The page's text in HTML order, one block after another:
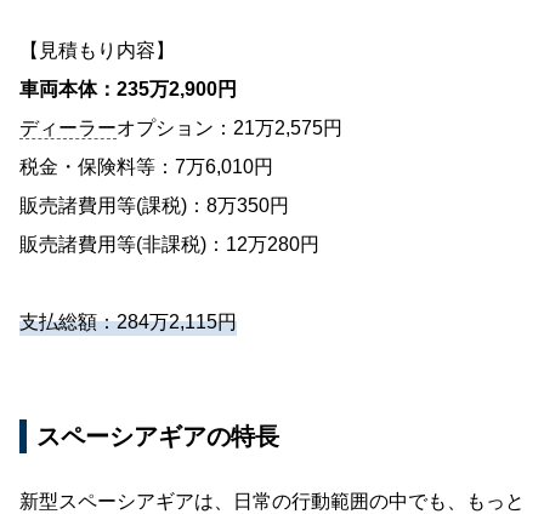
【見積もり内容】
車両本体：235万2,900円
ディーラーオプション：21万2,575円
税金・保険料等：7万6,010円
販売諸費用等(課税)：8万350円
販売諸費用等(非課税)：12万280円
支払総額：284万2,115円
スペーシアギアの特長
新型スペーシアギアは、日常の行動範囲の中でも、もっと